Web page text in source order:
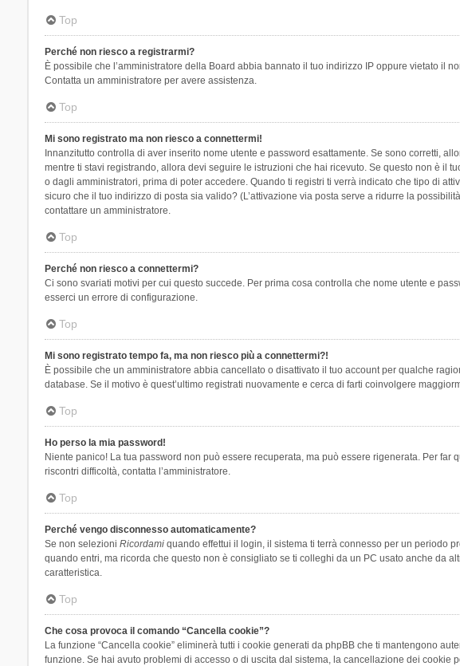
Top
Perché non riesco a registrarmi?
È possibile che l’amministratore della Board abbia bannato il tuo indirizzo IP oppure vietato il
Contatta un amministratore per avere assistenza.
Top
Mi sono registrato ma non riesco a connettermi!
Innanzitutto controlla di aver inserito nome utente e password esattamente. Se sono corretti,
mentre ti stavi registrando, allora devi seguire le istruzioni che hai ricevuto. Se questo non è il
o dagli amministratori, prima di poter accedere. Quando ti registri ti verrà indicato che tipo di
sicuro che il tuo indirizzo di posta sia valido? (L’attivazione via posta serve a ridurre la
contattare un amministratore.
Top
Perché non riesco a connettermi?
Ci sono svariati motivi per cui questo succede. Per prima cosa controlla che nome utente e
esserci un errore di configurazione.
Top
Mi sono registrato tempo fa, ma non riesco più a connettermi?!
È possibile che un amministratore abbia cancellato o disattivato il tuo account per qualche
database. Se il motivo è quest’ultimo registrati nuovamente e cerca di farti coinvolgere
Top
Ho perso la mia password!
Niente panico! La tua password non può essere recuperata, ma può essere rigenerata. Per far
riscontri difficoltà, contatta l’amministratore.
Top
Perché vengo disconnesso automaticamente?
Se non selezioni Ricordamiquando effettui il login, il sistema ti terrà connesso per un periodo
quando entri, ma ricorda che questo non è consigliato se ti colleghi da un PC usato anche da
caratteristica.
Top
Che cosa provoca il comando “Cancella cookie”?
La funzione “Cancella cookie” eliminerà tutti i cookie generati da phpBB che ti mantengono
funzione. Se hai avuto problemi di accesso o di uscita dal sistema, la cancellazione dei cookie